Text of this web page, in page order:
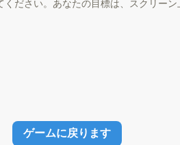
ださい。あなたの目標は、スクリー
ゲームに戻ります